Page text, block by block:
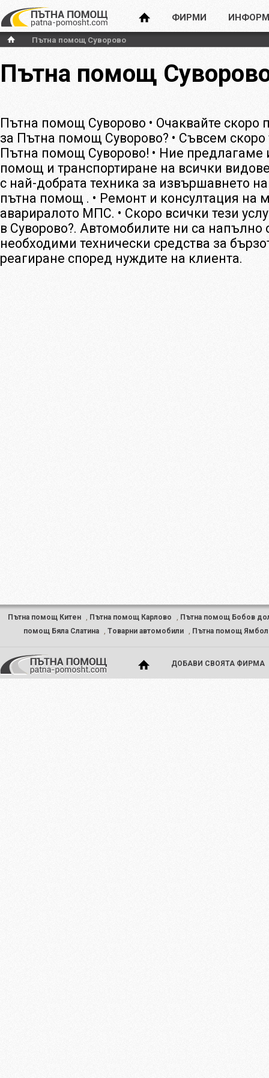
ФИРМИ
Пътна помощ Суворово
Пътна помощ
Пътна помощ Суворово • Очаквайте скоро
за Пътна помощ Суворово? • Съвсем скоро
Пътна помощ Суворово! • Ние
помощ и транспортиране на всички
с най-добрата техника за извършавнето
пътна помощ . • Ремонт и консултация на
авариралото МПС. • Скоро всички тези
в Суворово?. Автомобилите ни са напълно
необходими технически средства за
реагиране според нуждите на клиента.
Пътна помощ Китен , Пътна помощ Карлово , Пътна помощ Бобов
помощ Бяла Слатина
, Tоварни автомобили , Пътна помощ Ямбол
ДОБАВИ СВОЯТА ФИРМА